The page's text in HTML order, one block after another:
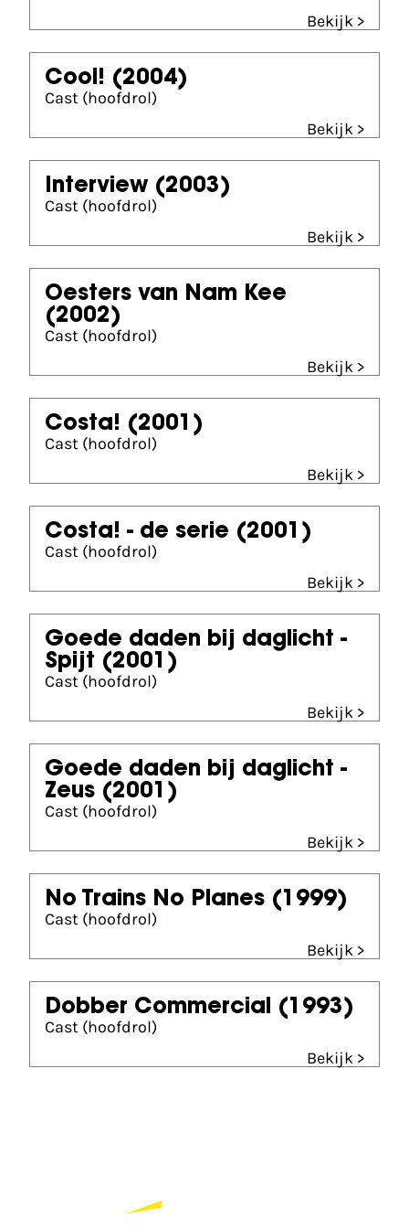
Bekijk >
Cool! (2004)
Cast (hoofdrol)
Bekijk >
Interview (2003)
Cast (hoofdrol)
Bekijk >
Oesters van Nam Kee
(2002)
Cast (hoofdrol)
Bekijk >
Costa! (2001)
Cast (hoofdrol)
Bekijk >
Costa! - de serie (2001)
Cast (hoofdrol)
Bekijk >
Goede daden bij daglicht -
Spijt (2001)
Cast (hoofdrol)
Bekijk >
Goede daden bij daglicht -
Zeus (2001)
Cast (hoofdrol)
Bekijk >
No Trains No Planes (1999)
Cast (hoofdrol)
Bekijk >
Dobber Commercial (1993)
Cast (hoofdrol)
Bekijk >